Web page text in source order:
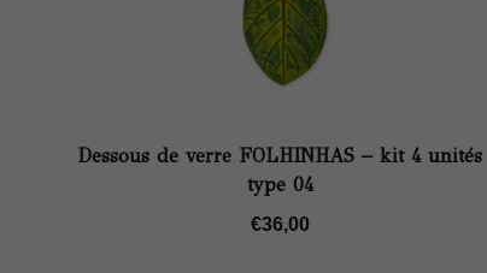
Dessous de verre FOLHINHAS – kit 4 unités
type 04
€36,00